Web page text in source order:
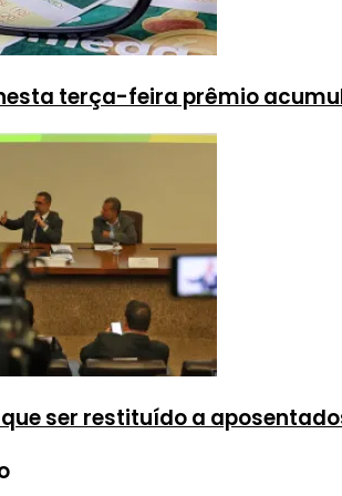
terça-feira prêmio
ser restituído a